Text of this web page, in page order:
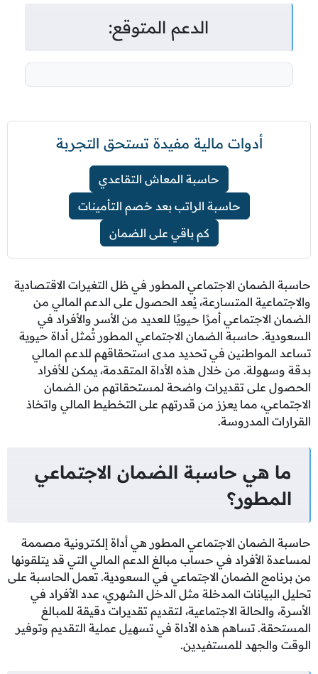
الدعم المتوقع:
أدوات مالية مفيدة تستحق التجربة
حاسبة المعاش التقاعدي
حاسبة الراتب بعد خصم التأمينات
كم باقي على الضمان
حاسبة الضمان الاجتماعي المطور في ظل التغيرات الاقتصادية
والاجتماعية المتسارعة، يُعد الحصول على الدعم المالي من
الضمان الاجتماعي أمرًا حيويًا للعديد من الأسر والأفراد في
السعودية. حاسبة الضمان الاجتماعي المطور تُمثل أداة حيوية
تساعد المواطنين في تحديد مدى استحقاقهم للدعم المالي
بدقة وسهولة. من خلال هذه الأداة المتقدمة، يمكن للأفراد
الحصول على تقديرات واضحة لمستحقاتهم من الضمان
الاجتماعي، مما يعزز من قدرتهم على التخطيط المالي واتخاذ
القرارات المدروسة.
ما هي حاسبة الضمان الاجتماعي
المطور؟
حاسبة الضمان الاجتماعي المطور هي أداة إلكترونية مصممة
لمساعدة الأفراد في حساب مبالغ الدعم المالي التي قد يتلقونها
من برنامج الضمان الاجتماعي في السعودية. تعمل الحاسبة على
تحليل البيانات المدخلة مثل الدخل الشهري، عدد الأفراد في
الأسرة، والحالة الاجتماعية، لتقديم تقديرات دقيقة للمبالغ
المستحقة. تساهم هذه الأداة في تسهيل عملية التقديم وتوفير
الوقت والجهد للمستفيدين.